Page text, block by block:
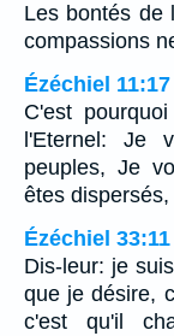
Les bontés de
compassions
Ézéchiel 11:17
C'est
l'Eternel: Je
peuples, Je
êtes
Ézéchiel 33:11
Dis-leur: je
que je désire,
c'est qu'il